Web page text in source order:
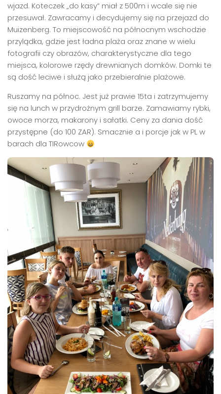
wjazd. Koteczek „do kasy” miał z 500m i wcale się nie
przesuwał. Zawracamy i decydujemy się na przejazd do
Muizenberg. To miejscowość na północnym wschodzie
przylądka, gdzie jest ładna plaża oraz znane w wielu
fotografii czy obrazów, charakterystyczne dla tego
miejsca, kolorowe rzędy drewnianych domków. Domki te
są dość leciwe i służą jako przebieralnie plażowe.
Ruszamy na północ. Jest już prawie 15ta i zatrzymujemy
się na lunch w przydrożnym grill barze. Zamawiamy rybki,
owoce morza, makarony i sałatki. Ceny za dania dość
przystępne (do 100 ZAR). Smacznie a i porcje jak w PL w
barach dla TIRowcow